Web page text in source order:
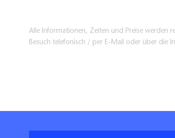
Alle Informationen, Zeiten und Preise werden
Besuch telefonisch / per E-Mail oder über die